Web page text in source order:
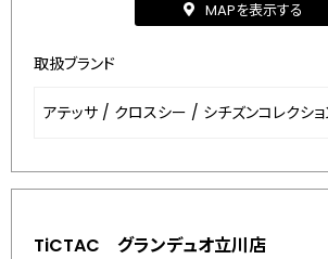
MAPを表示する
取扱ブランド
アテッサ / クロスシー / シチズンコレクシ
TiCTAC グランデュオ立川店